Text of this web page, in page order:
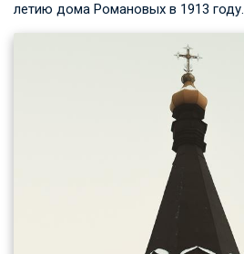
летию дома Романовых в 1913 году.